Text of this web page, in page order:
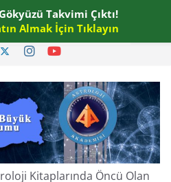
Ağustos 6, 2026
Kitaplarında Öncü Olan
Takvimi Çıktı!
Almak İçin Tıklayın